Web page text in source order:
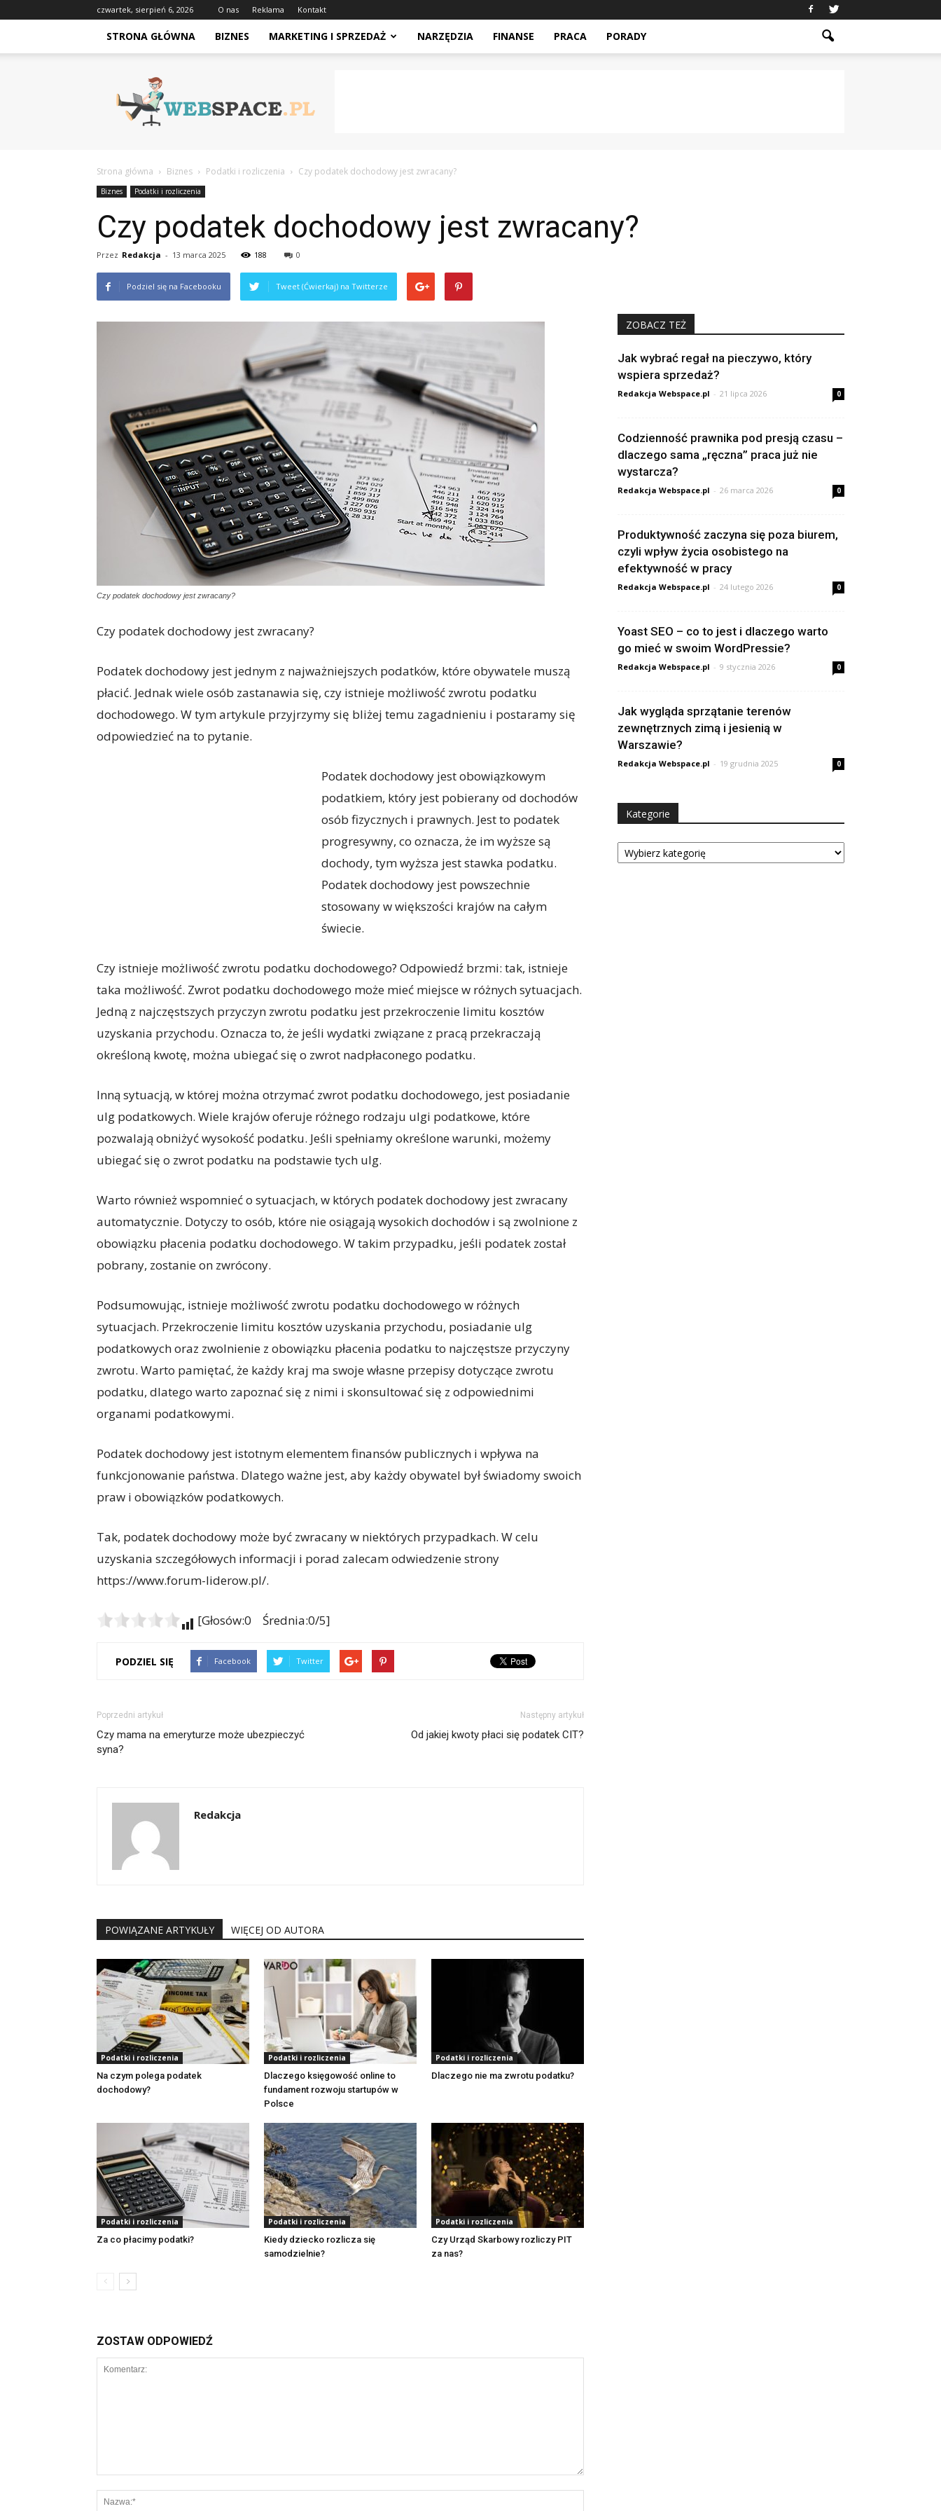
czwartek, sierpień 6, 2026 O nas Reklama Kontakt
STRONA GŁÓWNA BIZNES MARKETING I SPRZEDAŻ NARZĘDZIA FINANSE PRACA PORADY
Webspace.pl
Strona główna Biznes Podatki i rozliczenia Czy podatek dochodowy jest zwracany?
Biznes Podatki i rozliczenia
Czy podatek dochodowy jest zwracany?
Przez Redakcja - 13 marca 2025 188 0
Podziel się na Facebooku Tweet (Ćwierkaj) na Twitterze
Czy podatek dochodowy jest zwracany?
Czy podatek dochodowy jest zwracany?
Podatek dochodowy jest jednym z najważniejszych podatków, które obywatele muszą
płacić. Jednak wiele osób zastanawia się, czy istnieje możliwość zwrotu podatku
dochodowego. W tym artykule przyjrzymy się bliżej temu zagadnieniu i postaramy się
odpowiedzieć na to pytanie.
Podatek dochodowy jest obowiązkowym
podatkiem, który jest pobierany od dochodów
osób fizycznych i prawnych. Jest to podatek
progresywny, co oznacza, że im wyższe są
dochody, tym wyższa jest stawka podatku.
Podatek dochodowy jest powszechnie
stosowany w większości krajów na całym
świecie.
Czy istnieje możliwość zwrotu podatku dochodowego? Odpowiedź brzmi: tak, istnieje
taka możliwość. Zwrot podatku dochodowego może mieć miejsce w różnych sytuacjach.
Jedną z najczęstszych przyczyn zwrotu podatku jest przekroczenie limitu kosztów
uzyskania przychodu. Oznacza to, że jeśli wydatki związane z pracą przekraczają
określoną kwotę, można ubiegać się o zwrot nadpłaconego podatku.
Inną sytuacją, w której można otrzymać zwrot podatku dochodowego, jest posiadanie
ulg podatkowych. Wiele krajów oferuje różnego rodzaju ulgi podatkowe, które
pozwalają obniżyć wysokość podatku. Jeśli spełniamy określone warunki, możemy
ubiegać się o zwrot podatku na podstawie tych ulg.
Warto również wspomnieć o sytuacjach, w których podatek dochodowy jest zwracany
automatycznie. Dotyczy to osób, które nie osiągają wysokich dochodów i są zwolnione z
obowiązku płacenia podatku dochodowego. W takim przypadku, jeśli podatek został
pobrany, zostanie on zwrócony.
Podsumowując, istnieje możliwość zwrotu podatku dochodowego w różnych
sytuacjach. Przekroczenie limitu kosztów uzyskania przychodu, posiadanie ulg
podatkowych oraz zwolnienie z obowiązku płacenia podatku to najczęstsze przyczyny
zwrotu. Warto pamiętać, że każdy kraj ma swoje własne przepisy dotyczące zwrotu
podatku, dlatego warto zapoznać się z nimi i skonsultować się z odpowiednimi
organami podatkowymi.
Podatek dochodowy jest istotnym elementem finansów publicznych i wpływa na
funkcjonowanie państwa. Dlatego ważne jest, aby każdy obywatel był świadomy swoich
praw i obowiązków podatkowych.
Tak, podatek dochodowy może być zwracany w niektórych przypadkach. W celu
uzyskania szczegółowych informacji i porad zalecam odwiedzenie strony
https://www.forum-liderow.pl/.
[Głosów:0 Średnia:0/5]
PODZIEL SIĘ Facebook Twitter
Poprzedni artykuł
Czy mama na emeryturze może ubezpieczyć
syna?
Następny artykuł
Od jakiej kwoty płaci się podatek CIT?
Redakcja
POWIĄZANE ARTYKUŁY WIĘCEJ OD AUTORA
Podatki i rozliczenia
Na czym polega podatek
dochodowy?
Podatki i rozliczenia
Dlaczego księgowość online to
fundament rozwoju startupów w
Polsce
Podatki i rozliczenia
Dlaczego nie ma zwrotu podatku?
Podatki i rozliczenia
Za co płacimy podatki?
Podatki i rozliczenia
Kiedy dziecko rozlicza się
samodzielnie?
Podatki i rozliczenia
Czy Urząd Skarbowy rozliczy PIT
za nas?
ZOSTAW ODPOWIEDŹ
ZOBACZ TEŻ
Jak wybrać regał na pieczywo, który
wspiera sprzedaż?
Redakcja Webspace.pl - 21 lipca 2026 0
Codzienność prawnika pod presją czasu –
dlaczego sama „ręczna” praca już nie
wystarcza?
Redakcja Webspace.pl - 26 marca 2026 0
Produktywność zaczyna się poza biurem,
czyli wpływ życia osobistego na
efektywność w pracy
Redakcja Webspace.pl - 24 lutego 2026 0
Yoast SEO – co to jest i dlaczego warto
go mieć w swoim WordPressie?
Redakcja Webspace.pl - 9 stycznia 2026 0
Jak wygląda sprzątanie terenów
zewnętrznych zimą i jesienią w
Warszawie?
Redakcja Webspace.pl - 19 grudnia 2025 0
Kategorie
Kategorie